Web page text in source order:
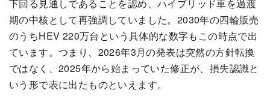
下回る見通しであることを認め、ハイブリッド車を過渡
期の中核として再強調していました。2030年の四輪販売
のうちHEV 220万台という具体的な数字もこの時点で出
ています。つまり、2026年3月の発表は突然の方針転換
ではなく、2025年から始まっていた修正が、損失認識と
いう形で表に出たものといえます。